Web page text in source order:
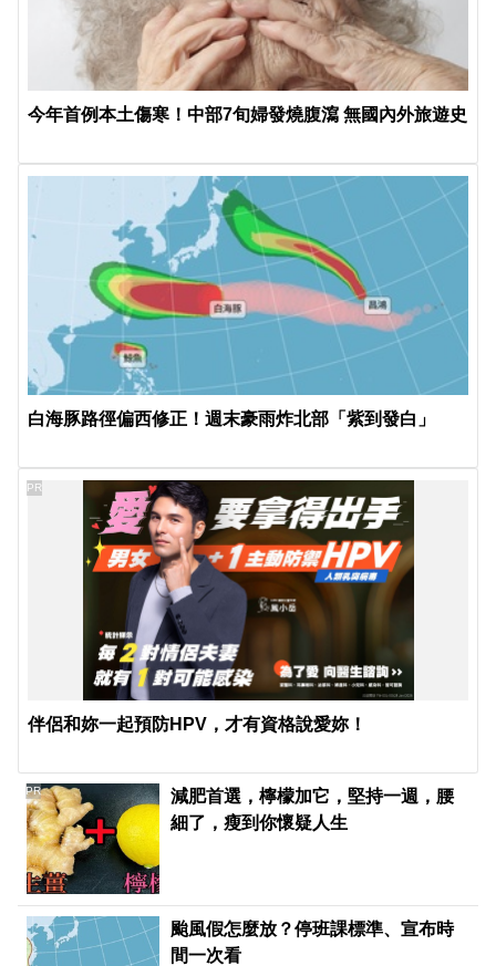
今年首例本土傷寒！中部7旬婦發燒腹瀉 無國內外旅遊史
白海豚路徑偏西修正！週末豪雨炸北部「紫到發白」
伴侶和妳一起預防HPV，才有資格說愛妳！
PR
減肥首選，檸檬加它，堅持一週，腰
細了，瘦到你懷疑人生
PR
颱風假怎麼放？停班課標準、宣布時
間一次看